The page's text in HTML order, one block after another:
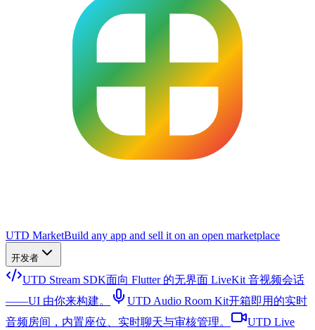
UTD MarketBuild any app and sell it on an open marketplace
开发者
UTD Stream SDK面向 Flutter 的无界面 LiveKit 音视频会话
——UI 由你来构建。
UTD Audio Room Kit开箱即用的实时
音频房间，内置座位、实时聊天与审核管理。
UTD Live